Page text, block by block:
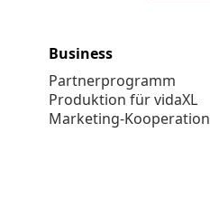
Business
Partnerprogramm
Produktion für vidaXL
Marketing-Kooperation